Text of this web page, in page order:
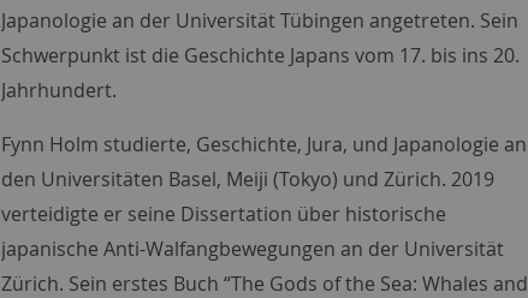
Japanologie an der Universität Tübingen angetreten. Sein
Schwerpunkt ist die Geschichte Japans vom 17. bis ins 20.
Jahrhundert.
Fynn Holm studierte, Geschichte, Jura, und Japanologie an
den Universitäten Basel, Meiji (Tokyo) und Zürich. 2019
verteidigte er seine Dissertation über historische
japanische Anti-Walfangbewegungen an der Universität
Zürich. Sein erstes Buch “The Gods of the Sea: Whales and